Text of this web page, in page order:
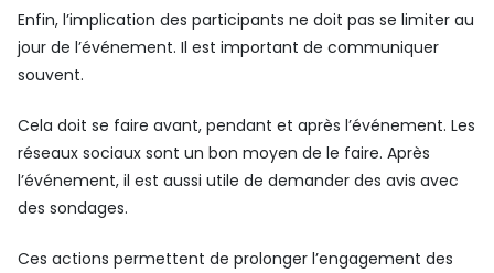
Enfin, l’implication des participants ne doit pas se limiter au
jour de l’événement. Il est important de communiquer
souvent.
Cela doit se faire avant, pendant et après l’événement. Les
réseaux sociaux sont un bon moyen de le faire. Après
l’événement, il est aussi utile de demander des avis avec
des sondages.
Ces actions permettent de prolonger l’engagement des